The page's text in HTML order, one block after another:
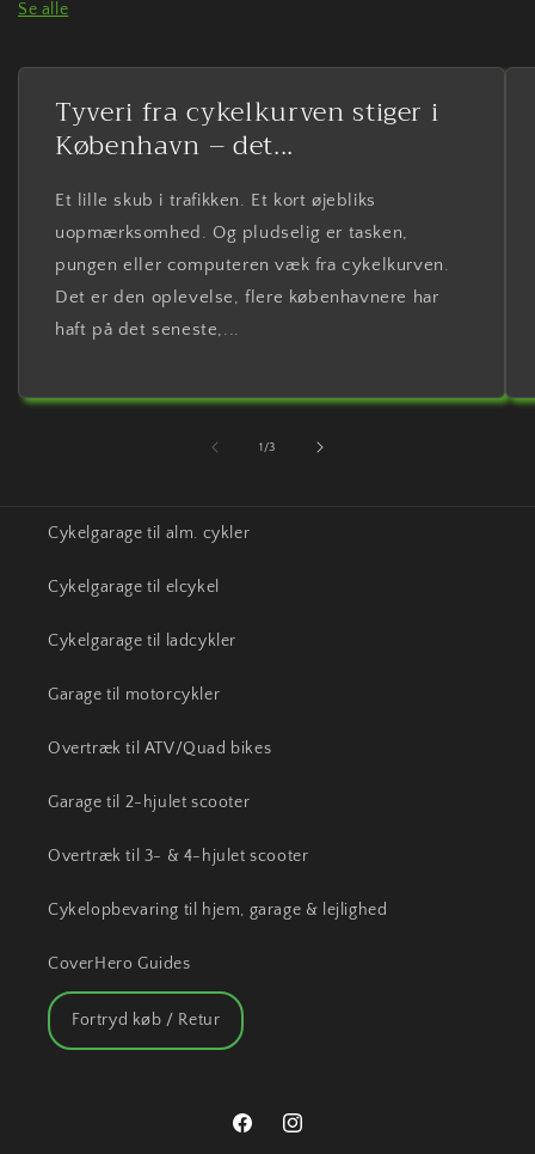
Se alle
Tyveri fra cykelkurven stiger i
København – det...
Et lille skub i trafikken. Et kort øjebliks
uopmærksomhed. Og pludselig er tasken,
pungen eller computeren væk fra cykelkurven.
Det er den oplevelse, flere københavnere har
haft på det seneste,...
1 /af
3
Cykelgarage til alm. cykler
Cykelgarage til elcykel
Cykelgarage til ladcykler
Garage til motorcykler
Overtræk til ATV/Quad bikes
Garage til 2-hjulet scooter
Overtræk til 3- & 4-hjulet scooter
Cykelopbevaring til hjem, garage & lejlighed
CoverHero Guides
Fortryd køb / Retur
FacebookInstagram